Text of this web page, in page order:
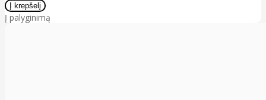
Į palyginimą